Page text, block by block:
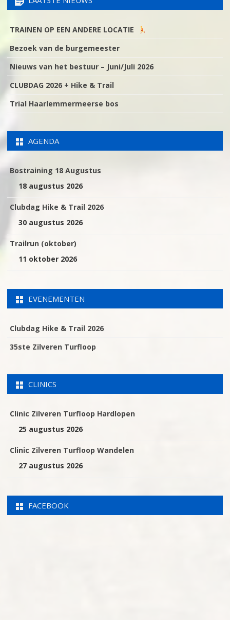
TRAINEN OP EEN ANDERE LOCATIE
Bezoek van de burgemeester
Nieuws van het bestuur – Juni/Juli 2026
CLUBDAG 2026 + Hike & Trail
Trial Haarlemmermeerse bos
AGENDA
Bostraining 18 Augustus
18 augustus 2026
Clubdag Hike & Trail 2026
30 augustus 2026
Trailrun (oktober)
11 oktober 2026
EVENEMENTEN
Clubdag Hike & Trail 2026
35ste Zilveren Turfloop
CLINICS
Clinic Zilveren Turfloop Hardlopen
25 augustus 2026
Clinic Zilveren Turfloop Wandelen
27 augustus 2026
FACEBOOK